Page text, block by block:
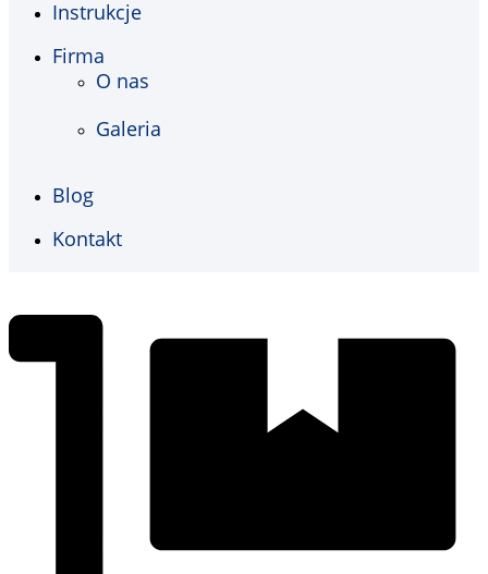
Instrukcje
Firma
O nas
Galeria
Blog
Kontakt